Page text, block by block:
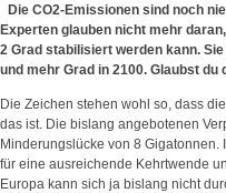
Die CO2-Emissionen sind noch
Experten glauben nicht mehr
2 Grad stabilisiert werden kann.
und mehr Grad in 2100. Glaubst
Die Zeichen stehen wohl so, dass
das ist. Die bislang angebotenen
Minderungslücke von 8
für eine ausreichende Kehrtwende
Europa kann sich ja bislang nicht